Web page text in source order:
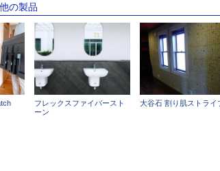
の製品
フレックスファイバースト
ーン
大谷石 割り肌ストライ